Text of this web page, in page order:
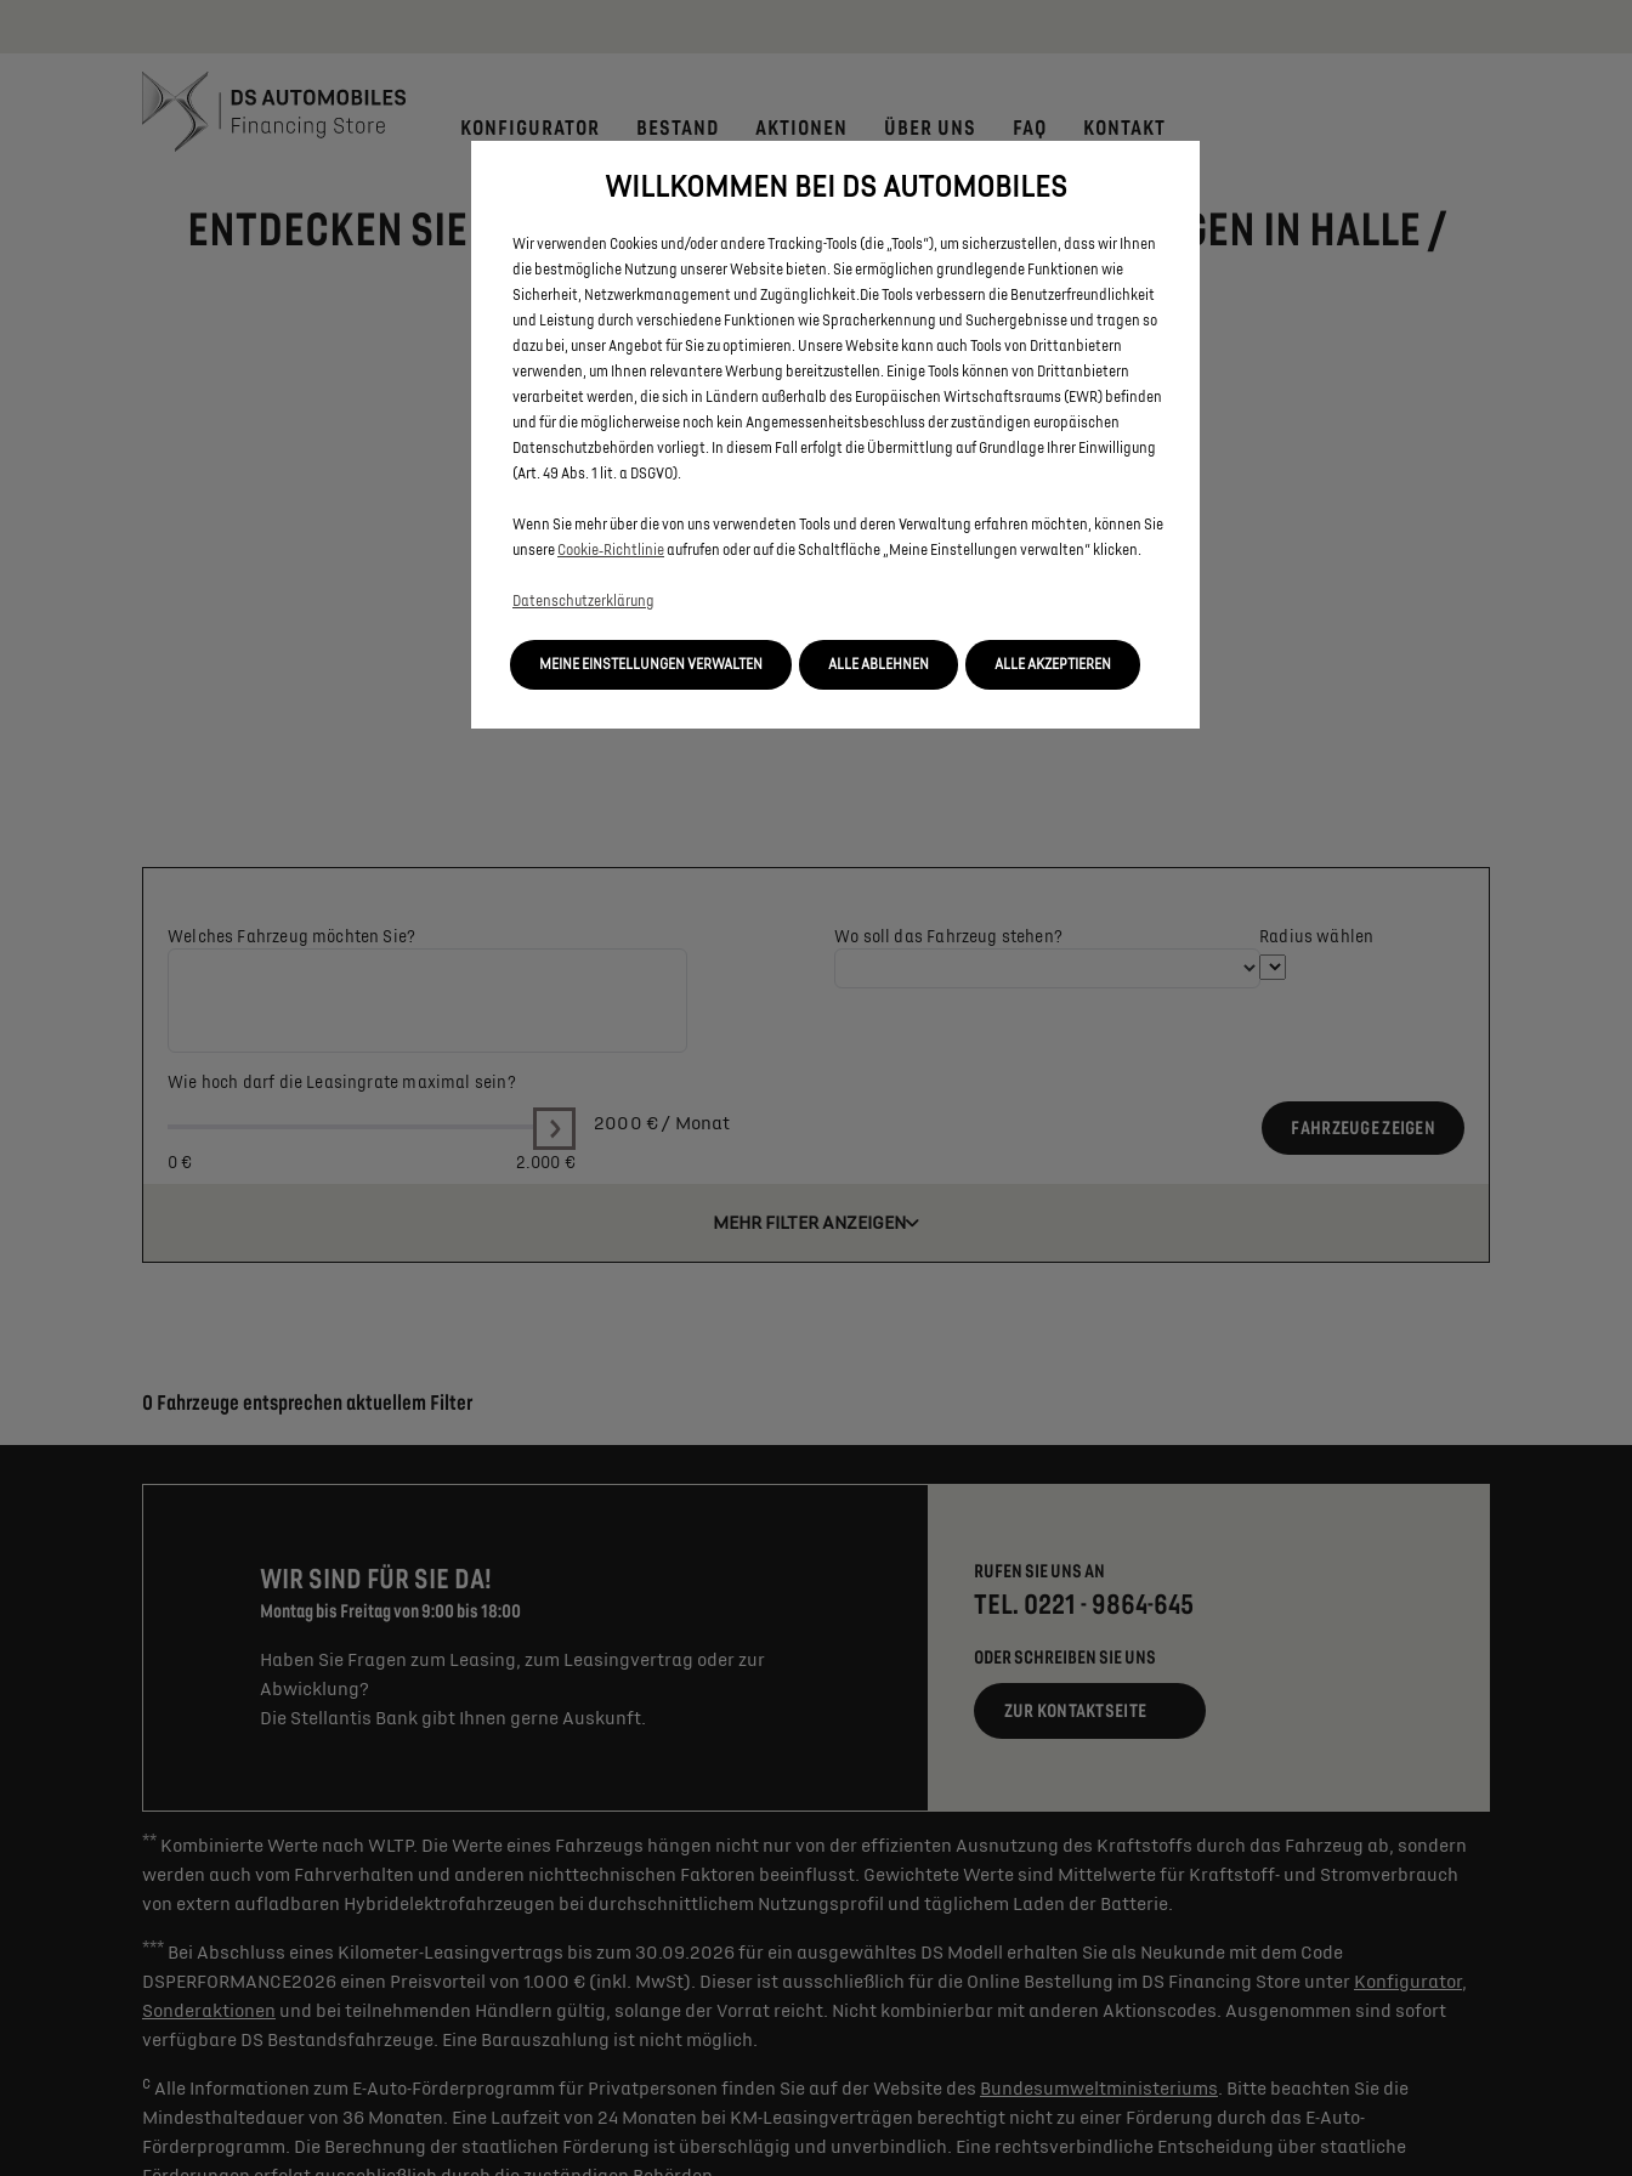
KONFIGURATOR BESTAND AKTIONEN ÜBER UNS FAQ KONTAKT
ENTDECKEN SIE ALLE DS 3 UND DS 3 CROSSBACK NEUWAGEN IN HALLE /
SAALE
Welches Fahrzeug möchten Sie? Wo soll das Fahrzeug stehen? Radius wählen
Wie hoch darf die Leasingrate maximal sein?
0 € 2.000 €
2000 € / Monat FAHRZEUGE ZEIGEN
MEHR FILTER ANZEIGEN
Suchergebnisse
0 Fahrzeuge entsprechen aktuellem Filter
WIR SIND FÜR SIE DA!
Montag bis Freitag von 9:00 bis 18:00
Haben Sie Fragen zum Leasing, zum Leasingvertrag oder zur
Abwicklung?
Die Stellantis Bank gibt Ihnen gerne Auskunft.
RUFEN SIE UNS AN
TEL. 0221 - 9864-645
ODER SCHREIBEN SIE UNS
ZUR KONTAKTSEITE
** Kombinierte Werte nach WLTP. Die Werte eines Fahrzeugs hängen nicht nur von der effizienten Ausnutzung des Kraftstoffs durch das Fahrzeug ab, sondern
werden auch vom Fahrverhalten und anderen nichttechnischen Faktoren beeinflusst. Gewichtete Werte sind Mittelwerte für Kraftstoff- und Stromverbrauch
von extern aufladbaren Hybridelektrofahrzeugen bei durchschnittlichem Nutzungsprofil und täglichem Laden der Batterie.
*** Bei Abschluss eines Kilometer-Leasingvertrags bis zum 30.09.2026 für ein ausgewähltes DS Modell erhalten Sie als Neukunde mit dem Code
DSPERFORMANCE2026 einen Preisvorteil von 1.000 € (inkl. MwSt). Dieser ist ausschließlich für die Online Bestellung im DS Financing Store unter Konfigurator,
Sonderaktionen und bei teilnehmenden Händlern gültig, solange der Vorrat reicht. Nicht kombinierbar mit anderen Aktionscodes. Ausgenommen sind sofort
verfügbare DS Bestandsfahrzeuge. Eine Barauszahlung ist nicht möglich.
c Alle Informationen zum E-Auto-Förderprogramm für Privatpersonen finden Sie auf der Website des Bundesumweltministeriums. Bitte beachten Sie die
Mindesthaltedauer von 36 Monaten. Eine Laufzeit von 24 Monaten bei KM-Leasingverträgen berechtigt nicht zu einer Förderung durch das E-Auto-
Förderprogramm. Die Berechnung der staatlichen Förderung ist überschlägig und unverbindlich. Eine rechtsverbindliche Entscheidung über staatliche
WILLKOMMEN BEI DS AUTOMOBILES
Wir verwenden Cookies und/oder andere Tracking-Tools (die „Tools“), um sicherzustellen, dass wir Ihnen
die bestmögliche Nutzung unserer Website bieten. Sie ermöglichen grundlegende Funktionen wie
Sicherheit, Netzwerkmanagement und Zugänglichkeit.Die Tools verbessern die Benutzerfreundlichkeit
und Leistung durch verschiedene Funktionen wie Spracherkennung und Suchergebnisse und tragen so
dazu bei, unser Angebot für Sie zu optimieren. Unsere Website kann auch Tools von Drittanbietern
verwenden, um Ihnen relevantere Werbung bereitzustellen. Einige Tools können von Drittanbietern
verarbeitet werden, die sich in Ländern außerhalb des Europäischen Wirtschaftsraums (EWR) befinden
und für die möglicherweise noch kein Angemessenheitsbeschluss der zuständigen europäischen
Datenschutzbehörden vorliegt. In diesem Fall erfolgt die Übermittlung auf Grundlage Ihrer Einwilligung
(Art. 49 Abs. 1 lit. a DSGVO).
Wenn Sie mehr über die von uns verwendeten Tools und deren Verwaltung erfahren möchten, können Sie
unsere Cookie‑Richtlinieaufrufen oder auf die Schaltfläche „Meine Einstellungen verwalten“ klicken.
Datenschutzerklärung
MEINE EINSTELLUNGEN VERWALTEN ALLE AKZEPTIEREN
ALLE ABLEHNEN